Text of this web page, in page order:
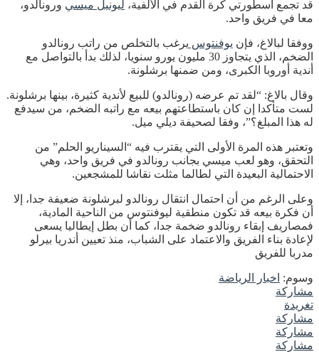
قد تجمع أسطورتي كرة القدم في الألفية، ليونيل ميسي ورونالدو،
معا في فريق واحد.
ووفقا لبالاغ، فإن يوفنتوس يرغب بالتخلص من راتب رونالدو
الضخم، الذي يتجاوز 30 مليون يورو سنويا، لذلك بدأ بالتواصل مع
أندية أوروبا الكبرى، ومن ضمنها برشلونة.
وقال بالاغ: “لقد تم عرضه (رونالدو) للبيع لأندية كثيرة، بينها برشلونة.
لست متأكدا إن كان باستطاعتهم بيعه مع راتبه الضخم، من سيدفع
له هذا المبلغ؟”، وفقا لصحيفة ديلي ميل.
وتعتبر هذه المرة الأولى التي يقترب فيه “السيناريو الحلم” من
التحقق، وهو لعب ميسي بجانب رونالدو في فريق واحد، وهي
الاحتمالية البعيدة التي لطالما مثلت نقاشا للمشجعين.
وعلى الرغم من أن احتمال انتقال رونالدو لبرشلونة ضعيفة جدا، إلا
أن فكرة بيعه قد تكون منطقية ليوفنتوس من الناحية المادية،
فمصاريف إبقاء رونالدو ضخمة جدا، كما أن بطل إيطاليا يسعى
لإعادة بناء الفريق والاعتماد على الشباب، منذ تعيين أندريا بيرلو
مدربا للفريق
وسوم: اخبار الرياضة
مشاركة
تغريدة
مشاركة
مشاركة
مشاركة